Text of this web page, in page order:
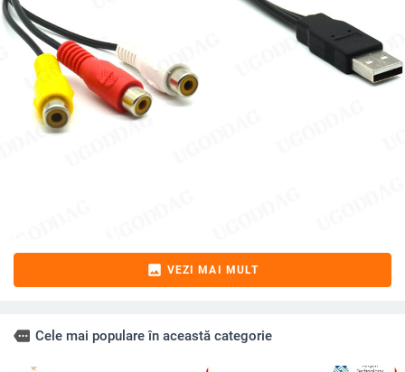
image VEZI MAI MULT
more Cele mai populare în această categorie